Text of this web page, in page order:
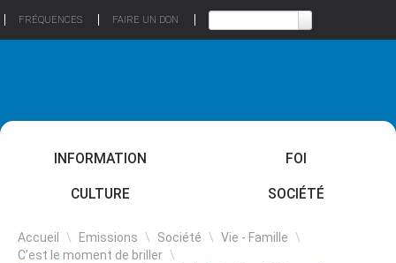
FRÉQUENCES FAIRE UN DON
INFORMATION FOI
CULTURE SOCIÉTÉ
Accueil \ Emissions \ Société \ Vie - Famille \
C’est le moment de briller \